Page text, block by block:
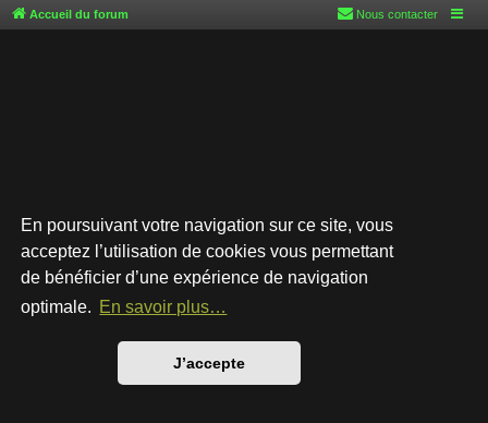
En poursuivant votre navigation sur ce site, vous
acceptez l’utilisation de cookies vous permettant
de bénéficier d’une expérience de navigation
optimale. En savoir plus…
J’accepte
Accueil du forum Nous contacter
Développé parphpBB® Forum Software © phpBB Limited
Style par
Traduction française officielle